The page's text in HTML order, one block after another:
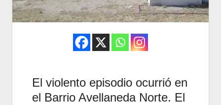
El violento episodio ocurrió en
el Barrio Avellaneda Norte. El